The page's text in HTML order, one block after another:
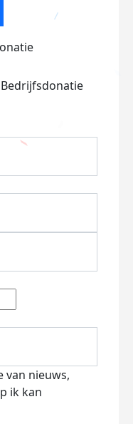
Bedrijfsdonatie
van nieuws,
ik kan